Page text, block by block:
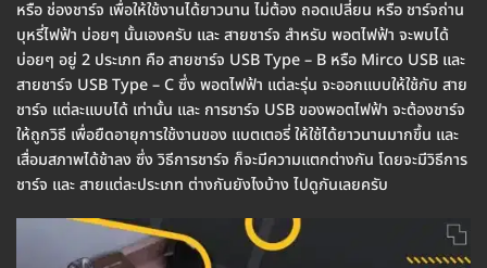
หรือ ช่องชาร์จ เพื่อให้ใช้งานได้ยาวนาน ไม่ต้อง ถอดเปลี่ยน หรือ ชาร์จถ่าน
บุหรี่ไฟฟ้า บ่อยๆ นั้นเองครับ และ สายชาร์จ สำหรับ พอตไฟฟ้า จะพบได้
บ่อยๆ อยู่ 2 ประเภท คือ สายชาร์จ USB Type – B หรือ Mirco USB และ
สายชาร์จ USB Type – C ซึ่ง พอตไฟฟ้า แต่ละรุ่น จะออกแบบให้ใช้กับ สาย
ชาร์จ แต่ละแบบได้ เท่านั้น และ การชาร์จ USB ของพอตไฟฟ้า จะต้องชาร์จ
ให้ถูกวิธี เพื่อยืดอายุการใช้งานของ แบตเตอรี่ ให้ใช้ได้ยาวนานมากขึ้น และ
เสื่อมสภาพได้ช้าลง ซึ่ง วิธีการชาร์จ ก็จะมีความแตกต่างกัน โดยจะมีวิธีการ
ชาร์จ และ สายแต่ละประเภท ต่างกันยังไงบ้าง ไปดูกันเลยครับ